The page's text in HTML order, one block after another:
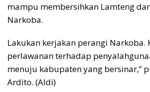
mampu membersihkan Lamteng
Narkoba.
Lakukan kerjakan perangi Narkoba.
perlawanan terhadap
menuju kabupaten yang bersinar,”
Ardito. (Aldi)